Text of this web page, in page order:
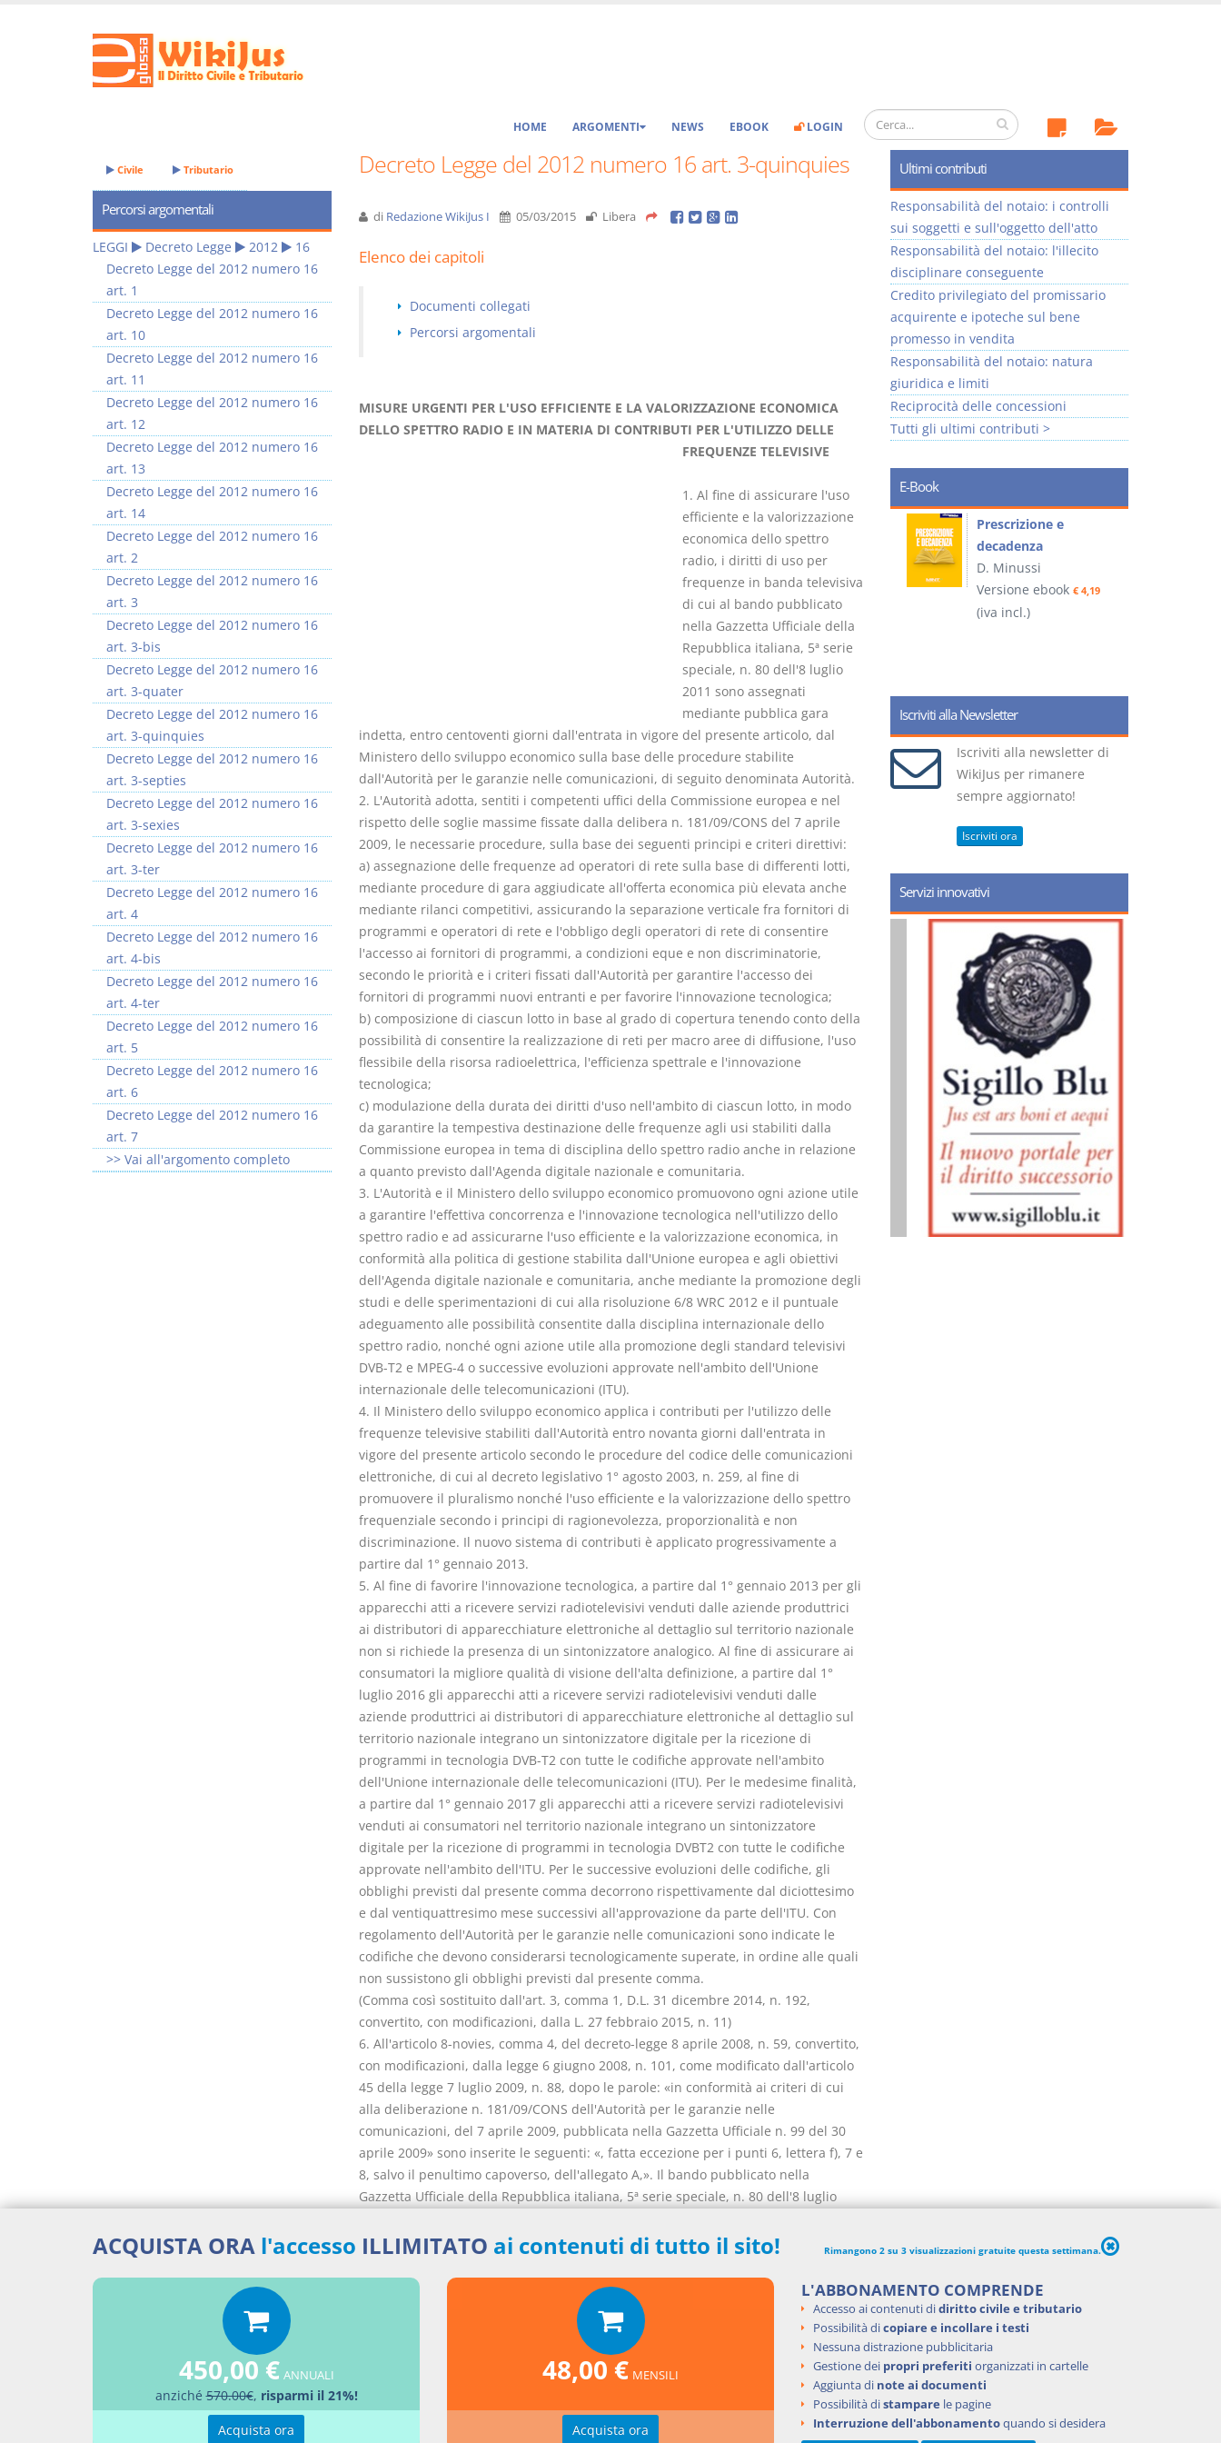
HOME ARGOMENTI NEWS EBOOK LOGIN
Decreto Legge del 2012 numero 16 art. 3-quinquies
di Redazione WikiJus I 05/03/2015 Libera
Elenco dei capitoli
Documenti collegati
Percorsi argomentali
MISURE URGENTI PER L'USO EFFICIENTE E LA VALORIZZAZIONE ECONOMICA
DELLO SPETTRO RADIO E IN MATERIA DI CONTRIBUTI PER L'UTILIZZO DELLE
FREQUENZE TELEVISIVE
1. Al fine di assicurare l'uso
efficiente e la valorizzazione
economica dello spettro
radio, i diritti di uso per
frequenze in banda televisiva
di cui al bando pubblicato
nella Gazzetta Ufficiale della
Repubblica italiana, 5ª serie
speciale, n. 80 dell'8 luglio
2011 sono assegnati
mediante pubblica gara
indetta, entro centoventi giorni dall'entrata in vigore del presente articolo, dal
Ministero dello sviluppo economico sulla base delle procedure stabilite
dall'Autorità per le garanzie nelle comunicazioni, di seguito denominata Autorità.
2. L'Autorità adotta, sentiti i competenti uffici della Commissione europea e nel
rispetto delle soglie massime fissate dalla delibera n. 181/09/CONS del 7 aprile
2009, le necessarie procedure, sulla base dei seguenti principi e criteri direttivi:
a) assegnazione delle frequenze ad operatori di rete sulla base di differenti lotti,
mediante procedure di gara aggiudicate all'offerta economica più elevata anche
mediante rilanci competitivi, assicurando la separazione verticale fra fornitori di
programmi e operatori di rete e l'obbligo degli operatori di rete di consentire
l'accesso ai fornitori di programmi, a condizioni eque e non discriminatorie,
secondo le priorità e i criteri fissati dall'Autorità per garantire l'accesso dei
fornitori di programmi nuovi entranti e per favorire l'innovazione tecnologica;
b) composizione di ciascun lotto in base al grado di copertura tenendo conto della
possibilità di consentire la realizzazione di reti per macro aree di diffusione, l'uso
flessibile della risorsa radioelettrica, l'efficienza spettrale e l'innovazione
tecnologica;
c) modulazione della durata dei diritti d'uso nell'ambito di ciascun lotto, in modo
da garantire la tempestiva destinazione delle frequenze agli usi stabiliti dalla
Commissione europea in tema di disciplina dello spettro radio anche in relazione
a quanto previsto dall'Agenda digitale nazionale e comunitaria.
3. L'Autorità e il Ministero dello sviluppo economico promuovono ogni azione utile
a garantire l'effettiva concorrenza e l'innovazione tecnologica nell'utilizzo dello
spettro radio e ad assicurarne l'uso efficiente e la valorizzazione economica, in
conformità alla politica di gestione stabilita dall'Unione europea e agli obiettivi
dell'Agenda digitale nazionale e comunitaria, anche mediante la promozione degli
studi e delle sperimentazioni di cui alla risoluzione 6/8 WRC 2012 e il puntuale
adeguamento alle possibilità consentite dalla disciplina internazionale dello
spettro radio, nonché ogni azione utile alla promozione degli standard televisivi
DVB-T2 e MPEG-4 o successive evoluzioni approvate nell'ambito dell'Unione
internazionale delle telecomunicazioni (ITU).
4. Il Ministero dello sviluppo economico applica i contributi per l'utilizzo delle
frequenze televisive stabiliti dall'Autorità entro novanta giorni dall'entrata in
vigore del presente articolo secondo le procedure del codice delle comunicazioni
elettroniche, di cui al decreto legislativo 1° agosto 2003, n. 259, al fine di
promuovere il pluralismo nonché l'uso efficiente e la valorizzazione dello spettro
frequenziale secondo i principi di ragionevolezza, proporzionalità e non
discriminazione. Il nuovo sistema di contributi è applicato progressivamente a
partire dal 1° gennaio 2013.
5. Al fine di favorire l'innovazione tecnologica, a partire dal 1° gennaio 2013 per gli
apparecchi atti a ricevere servizi radiotelevisivi venduti dalle aziende produttrici
ai distributori di apparecchiature elettroniche al dettaglio sul territorio nazionale
non si richiede la presenza di un sintonizzatore analogico. Al fine di assicurare ai
consumatori la migliore qualità di visione dell'alta definizione, a partire dal 1°
luglio 2016 gli apparecchi atti a ricevere servizi radiotelevisivi venduti dalle
aziende produttrici ai distributori di apparecchiature elettroniche al dettaglio sul
territorio nazionale integrano un sintonizzatore digitale per la ricezione di
programmi in tecnologia DVB-T2 con tutte le codifiche approvate nell'ambito
dell'Unione internazionale delle telecomunicazioni (ITU). Per le medesime finalità,
a partire dal 1° gennaio 2017 gli apparecchi atti a ricevere servizi radiotelevisivi
venduti ai consumatori nel territorio nazionale integrano un sintonizzatore
digitale per la ricezione di programmi in tecnologia DVBT2 con tutte le codifiche
approvate nell'ambito dell'ITU. Per le successive evoluzioni delle codifiche, gli
obblighi previsti dal presente comma decorrono rispettivamente dal diciottesimo
e dal ventiquattresimo mese successivi all'approvazione da parte dell'ITU. Con
regolamento dell'Autorità per le garanzie nelle comunicazioni sono indicate le
codifiche che devono considerarsi tecnologicamente superate, in ordine alle quali
non sussistono gli obblighi previsti dal presente comma.
(Comma così sostituito dall'art. 3, comma 1, D.L. 31 dicembre 2014, n. 192,
convertito, con modificazioni, dalla L. 27 febbraio 2015, n. 11)
6. All'articolo 8-novies, comma 4, del decreto-legge 8 aprile 2008, n. 59, convertito,
con modificazioni, dalla legge 6 giugno 2008, n. 101, come modificato dall'articolo
45 della legge 7 luglio 2009, n. 88, dopo le parole: «in conformità ai criteri di cui
alla deliberazione n. 181/09/CONS dell'Autorità per le garanzie nelle
comunicazioni, del 7 aprile 2009, pubblicata nella Gazzetta Ufficiale n. 99 del 30
aprile 2009» sono inserite le seguenti: «, fatta eccezione per i punti 6, lettera f), 7 e
8, salvo il penultimo capoverso, dell'allegato A,». Il bando pubblicato nella
Gazzetta Ufficiale della Repubblica italiana, 5ª serie speciale, n. 80 dell'8 luglio
sviluppo economico, di concerto con il Ministro dell'economia e delle finanze, sono
partecipanti alla suddetta procedura di gara.
7. Dall'attuazione del presente articolo non devono derivare nuovi o maggiori
oneri per la finanza pubblica. Le amministrazioni interessate provvedono agli
eventuali adempimenti conseguenti nell'ambito delle risorse umane, strumentali
e finanziarie disponibili a legislazione vigente. Agli indennizzi di cui al comma 6 si
provvede a valere, entro il limite complessivo di euro 600.000, sugli introiti di cui
al comma 2, lettera a). I proventi derivanti dall'assegnazione delle frequenze di cui
al presente articolo sono versati all'entrata del bilancio dello Stato per essere
Civile Tributario
Percorsi argomentali
LEGGI Decreto Legge 2012
16
Decreto Legge del 2012 numero 16
art. 1
Decreto Legge del 2012 numero 16
art. 10
Decreto Legge del 2012 numero 16
art. 11
Decreto Legge del 2012 numero 16
art. 12
Decreto Legge del 2012 numero 16
art. 13
Decreto Legge del 2012 numero 16
art. 14
Decreto Legge del 2012 numero 16
art. 2
Decreto Legge del 2012 numero 16
art. 3
Decreto Legge del 2012 numero 16
art. 3-bis
Decreto Legge del 2012 numero 16
art. 3-quater
Decreto Legge del 2012 numero 16
art. 3-quinquies
Decreto Legge del 2012 numero 16
art. 3-septies
Decreto Legge del 2012 numero 16
art. 3-sexies
Decreto Legge del 2012 numero 16
art. 3-ter
Decreto Legge del 2012 numero 16
art. 4
Decreto Legge del 2012 numero 16
art. 4-bis
Decreto Legge del 2012 numero 16
art. 4-ter
Decreto Legge del 2012 numero 16
art. 5
Decreto Legge del 2012 numero 16
art. 6
Decreto Legge del 2012 numero 16
art. 7
>> Vai all'argomento completo
Ultimi contributi
Responsabilità del notaio: i controlli
sui soggetti e sull'oggetto dell'atto
Responsabilità del notaio: l'illecito
disciplinare conseguente
Credito privilegiato del promissario
acquirente e ipoteche sul bene
promesso in vendita
Responsabilità del notaio: natura
giuridica e limiti
Reciprocità delle concessioni
Tutti gli ultimi contributi >
E-Book
Usufrutto Uso e
Abitazione
D. Minussi
Versione ebook€ 4,19
(iva incl.)
Prescrizione e
decadenza
D. Minussi
Versione ebook € 4,19
(iva incl.)
Iscriviti alla Newsletter
Iscriviti alla newsletter di
WikiJus per rimanere
sempre aggiornato!
Iscriviti ora
Servizi innovativi
ACQUISTA ORA l'accesso ILLIMITATO ai contenuti di tutto il sito! Rimangono 2 su 3 visualizzazioni gratuite questa settimana.
450,00 € ANNUALI
anziché570.00€, risparmi il 21%!
Acquista ora
48,00 € MENSILI
Acquista ora
L'ABBONAMENTO COMPRENDE
Accesso ai contenuti didiritto civile e tributario
Possibilità dicopiare e incollare i testi
Nessuna distrazione pubblicitaria
Gestione dei propri preferiti organizzati in cartelle
Aggiunta di note ai documenti
Possibilità distampare le pagine
Interruzione dell'abbonamentoquando si desidera